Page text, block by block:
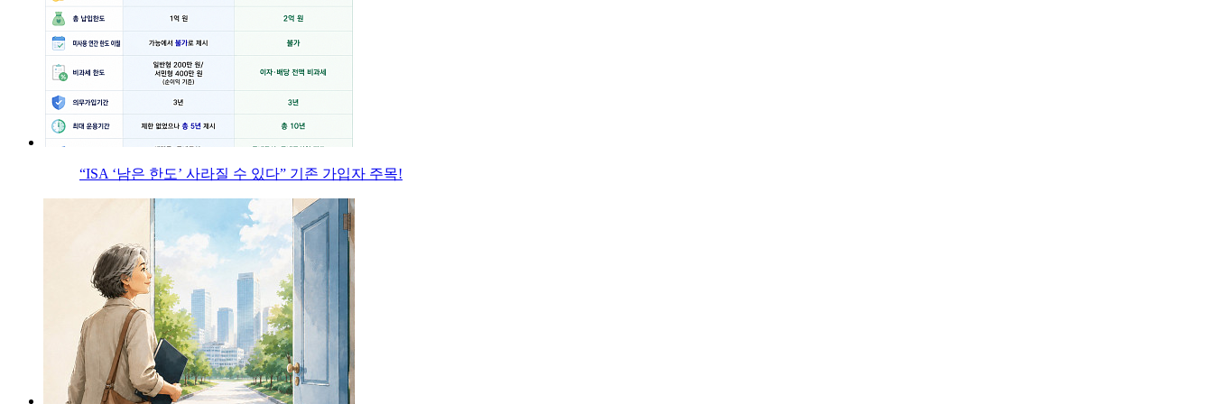
“ISA ‘남은 한도’ 사라질 수 있다” 기존 가입자 주목!